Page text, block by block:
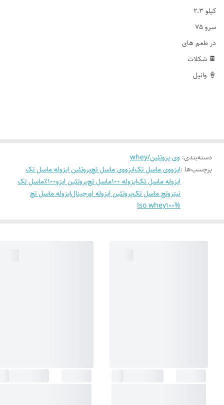
2.3 کیلو
75 سرو
در طعم های
شکلات 🍫
وانیل 🍦
دسته‌بندی: وی پروتئین/whey
برچسب‌ها :ایزووی ماسل تکایزووی ماسل تچپروتئین ایزوله ماسل تک
ایزوله ماسل تکایزوله 100ماسل تچ
پروتئین ایزو100٪ماسل تک
نیتروتچ ماسل تکپروتئین ایزوله اورجینالایزوله ماسل تچ
Iso whey100%